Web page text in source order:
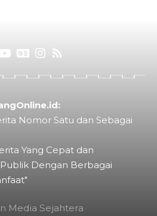
Nomor Satu dan Sebagai
Yang Cepat dan
Dengan Berbagai
Media Sejahtera